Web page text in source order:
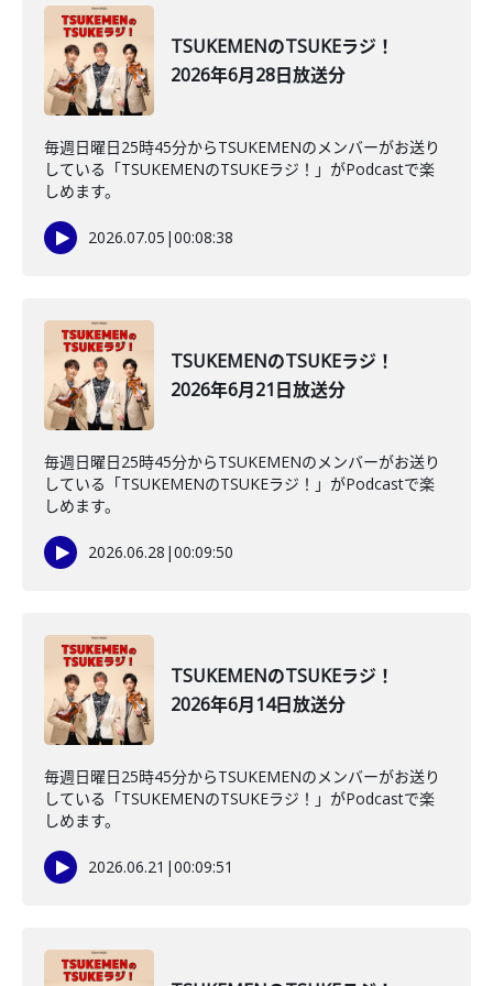
TSUKEMENのTSUKEラジ！
2026年6月28日放送分
毎週日曜日25時45分からTSUKEMENのメンバーがお送り
している「TSUKEMENのTSUKEラジ！」がPodcastで楽
しめます。
2026.07.05 |00:08:38
TSUKEMENのTSUKEラジ！
2026年6月21日放送分
毎週日曜日25時45分からTSUKEMENのメンバーがお送り
している「TSUKEMENのTSUKEラジ！」がPodcastで楽
しめます。
2026.06.28 |00:09:50
TSUKEMENのTSUKEラジ！
2026年6月14日放送分
毎週日曜日25時45分からTSUKEMENのメンバーがお送り
している「TSUKEMENのTSUKEラジ！」がPodcastで楽
しめます。
2026.06.21 |00:09:51